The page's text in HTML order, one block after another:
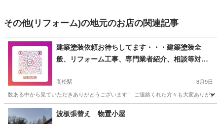
その他(リフォーム)の地元のお店の関連記事
建築塗装依頼お待ちしてます・・・建築塗装全
般、リフォーム工事、専門業者紹介、相談等対応
高松駅 8月9日
数ある中から見ていただきありがとうございます！ ご連絡くれた方々も大変あり
香川 高松市 高松駅 その他 張替
波板張替え 物置小屋